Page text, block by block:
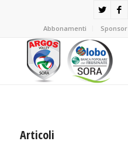
Abbonamenti Sponsor
Articoli